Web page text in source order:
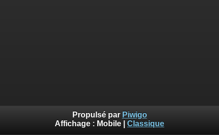
Propulsé par Piwigo
Affichage : Mobile Classique